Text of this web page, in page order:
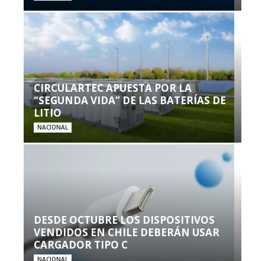
CIRCULARTEC APUESTA POR LA
“SEGUNDA VIDA” DE LAS BATERÍAS DE
LITIO
NACIONAL
DESDE OCTUBRE LOS DISPOSITIVOS
VENDIDOS EN CHILE DEBERÁN USAR
CARGADOR TIPO C
NACIONAL